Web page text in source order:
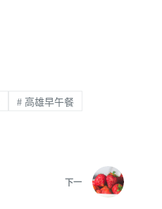
# 高雄早午餐
下一